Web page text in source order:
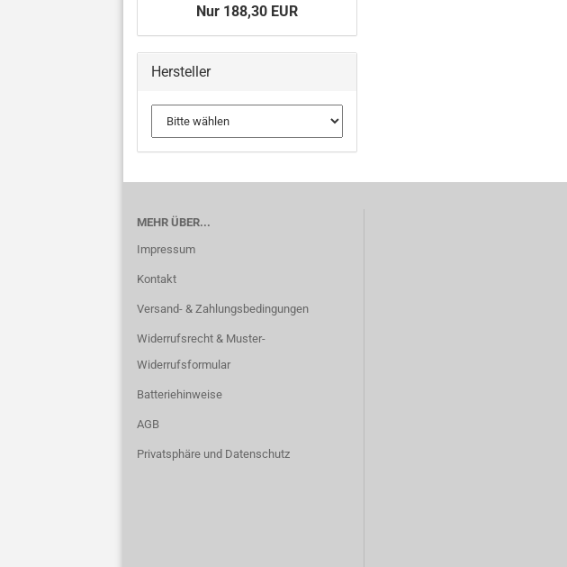
Nur 188,30 EUR
Hersteller
MEHR ÜBER...
Impressum
Kontakt
Versand- & Zahlungsbedingungen
Widerrufsrecht & Muster-
Widerrufsformular
Batteriehinweise
AGB
Privatsphäre und Datenschutz